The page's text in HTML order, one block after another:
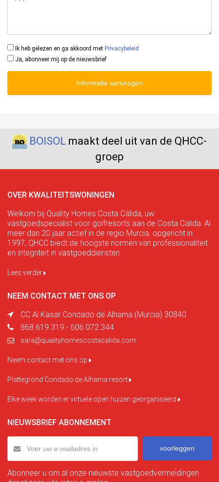
Ik heb gelezen en ga akkoord met Privacybeleid
Ja, abonneer mij op de nieuwsbrief
Informatie aanvragen
BOISOL maakt deel uit van de QHCC-
groep
OVER KWALITEITSWONINGEN
Welkom bij Quality Homes Costa Cálida, uw
vastgoedspecialist voor golfresorts aan de Costa Calida. Al
meer dan 20 jaar actief in de regio Murcia. opgericht in
1997, QHCC biedt de hoogste normen van professionaliteit
en integriteit in vastgoeddiensten.
Lees verder
NEEM CONTACT MET ONS OP
CC Al Kasar Condado de Alhama (Murcia) 30840
868 619 319 - 606 072 344
sara@qualityhomescostacalida.com
Neem contact met ons op
Plattegrond Condado de Alhama resort
Elke week worden er virtuele open huizen georganiseerd
NIEUWSBRIEF ABONNEMENT
voorleggen
Abonneer u om al onze nieuwste vastgoedvermeldingen